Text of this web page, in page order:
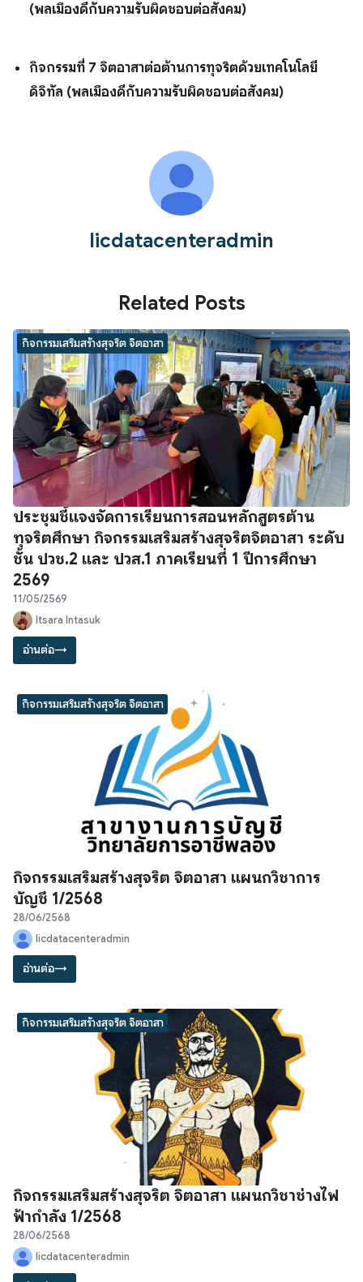
(พลเมืองดีกับความรับผิดชอบต่อสังคม)
กิจกรรมที่ 7 จิตอาสาต่อต้านการทุจริตด้วยเทคโนโลยี
ดิจิทัล (พลเมืองดีกับความรับผิดชอบต่อสังคม)
licdatacenteradmin
Related Posts
กิจกรรมเสริมสร้างสุจริต จิตอาสา
ประชุมชี้แจงจัดการเรียนการสอนหลักสูตรต้าน
ทุจริตศึกษา กิจกรรมเสริมสร้างสุจริตจิตอาสา ระดับ
ชั้น ปวช.2 และ ปวส.1 ภาคเรียนที่ 1 ปีการศึกษา
2569
11/05/2569
Itsara Intasuk
อ่านต่อ→
กิจกรรมเสริมสร้างสุจริต จิตอาสา
กิจกรรมเสริมสร้างสุจริต จิตอาสา แผนกวิชาการ
บัญชี 1/2568
28/06/2568
licdatacenteradmin
อ่านต่อ→
กิจกรรมเสริมสร้างสุจริต จิตอาสา
กิจกรรมเสริมสร้างสุจริต จิตอาสา แผนกวิชาช่างไฟ
ฟ้ากำลัง 1/2568
28/06/2568
licdatacenteradmin